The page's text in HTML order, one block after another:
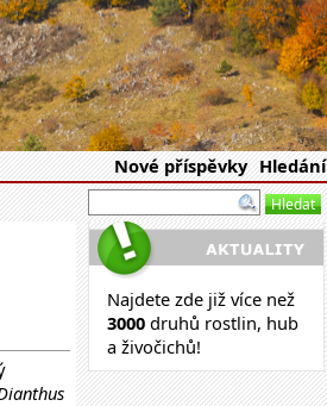
Nové příspěvky Hledání
Najdete zde již více než
3000 druhů rostlin, hub
a živočichů!